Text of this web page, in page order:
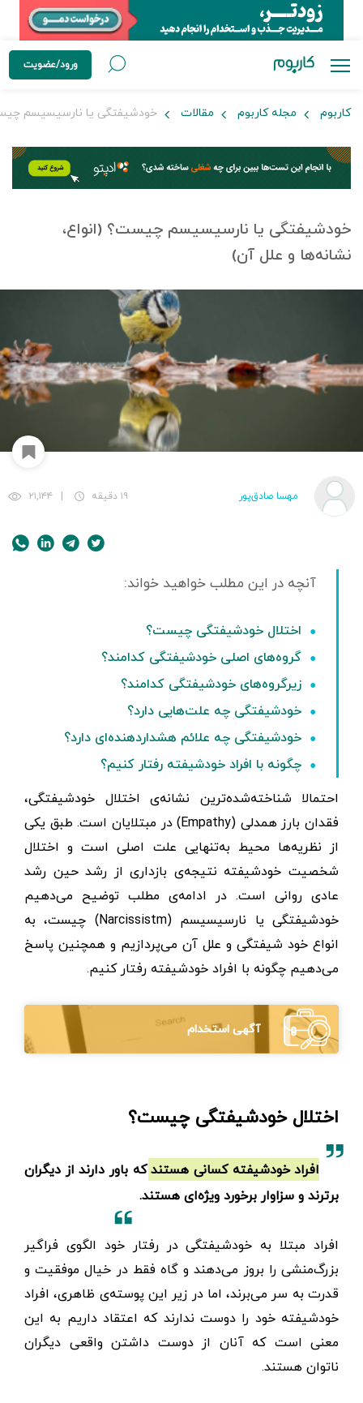
ورود/عضویت
کاربوم مجله کاربوم مقالات خودشیفتگی یا نارسیسیسم
خودشیفتگی یا نارسیسیسم چیست؟ (انواع،
نشانه‌ها و علل آن)
مهسا صادق‌پور ۱۹ دقیقه ۲۱,۱۴۴
اختلال خودشیفتگی چیست؟
گروه‌های اصلی خودشیفتگی کدامند؟
زیرگروه‌های خودشیفتگی کدامند؟
خودشیفتگی چه علت‌هایی دارد؟
خودشیفتگی چه علائم هشداردهنده‌ای دارد؟
چگونه با افراد خودشیفته رفتار کنیم؟
احتمالا شناخته‌شده‌ترین نشانه‌ی اختلال خودشیفتگی،
فقدان بارز همدلی (Empathy) در مبتلایان است. طبق یکی
از نظریه‌ها محیط به‌تنهایی علت اصلی است و اختلال
شخصیت خودشیفته نتیجه‌ی بازداری از رشد حین رشد
عادی روانی است. در ادامه‌ی مطلب توضیح می‌دهیم
خودشیفتگی یا نارسیسیسم (Narcissistm) چیست، به
انواع خود شیفتگی و علل آن می‌پردازیم و همچنین پاسخ
می‌دهیم چگونه با افراد خودشیفته رفتار کنیم.
آگهی استخدام
اختلال خودشیفتگی چیست؟
افراد خودشیفته کسانی هستند که باور دارند از دیگران
برترند و سزاوار برخورد ویژه‌ای هستند.
افراد مبتلا به خودشیفتگی در رفتار خود الگوی فراگیر
بزرگ‌منشی را بروز می‌دهند و گاه فقط در خیال موفقیت و
قدرت به ‌سر می‌برند، اما در زیر این پوسته‌ی ظاهری، افراد
خودشیفته خود را دوست ندارند که اعتقاد داریم به این
معنی است که آنان از دوست داشتن واقعی دیگران
ناتوان هستند.